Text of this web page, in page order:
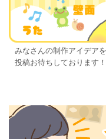
みなさんの制作アイデア
投稿お待ちしております！